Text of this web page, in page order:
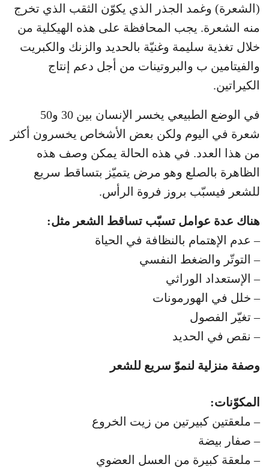
(الشعرة) وغمد الجذر الذي يكوّن الثقب الذي تخرج
منه الشعرة. يجب المحافظة على هذه الهيكلية من
خلال تغذية سليمة وغنيّة بالحديد والزنك والكبريت
والفيتامين ب والبروتينات من أجل دعم إنتاج
الكيراتين.
في الوضع الطبيعي يخسر الإنسان بين 30 و50
شعرة في اليوم ولكن بعض الأشخاص يخسرون أكثر
من هذا العدد. في هذه الحالة يمكن وصف هذه
الظاهرة بالصلع وهو مرض يتميّز بتساقط سريع
للشعر فيسبّب بروز فروة الرأس.
هناك عدة عوامل تسبّب تساقط الشعر مثل:
– عدم الإهتمام بالنظافة في الحياة
– التوتّر والضغط النفسي
– الإستعداد الوراثي
– خلل في الهورمونات
– تغيّر الفصول
– نقص في الحديد
وصفة منزلية لنموّ سريع للشعر
المكوّنات:
– ملعقتين كبيرتين من زيت الخروع
– صفار بيضة
– ملعقة كبيرة من العسل العضوي